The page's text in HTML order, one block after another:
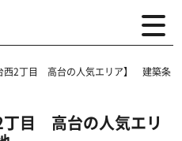
西2丁目 高台の人気エリア】 建築条
目 高台の人気エリ